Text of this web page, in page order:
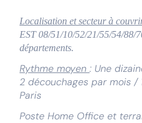
Localisation et secteur à
EST 08/51/10/52/21/55/54/88/
départements.
Rythme moyen : Une
2 découchages par mois /
Paris
Poste Home Office et